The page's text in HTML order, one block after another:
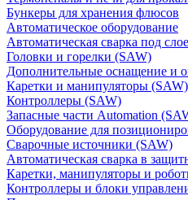
Бункеры для хранения флюсов
Автоматическое оборудование
Автоматическая сварка под
Головки и горелки (SAW)
Дополнительные оснащение и
Каретки и манипуляторы (SAW)
Контроллеры (SAW)
Запасные части Automation
Оборудование для
Сварочные источники (SAW)
Автоматическая сварка в
Каретки, манипуляторы и
Контроллеры и блоки